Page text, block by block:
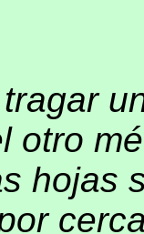
tragar
otro
hojas